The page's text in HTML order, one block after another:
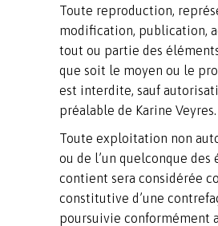
Toute reproduction,
modification, publication,
tout ou partie des
que soit le moyen ou le
est interdite, sauf
préalable de Karine Veyres.
Toute exploitation non
ou de l’un quelconque des
contient sera considérée
constitutive d’une
poursuivie conformément